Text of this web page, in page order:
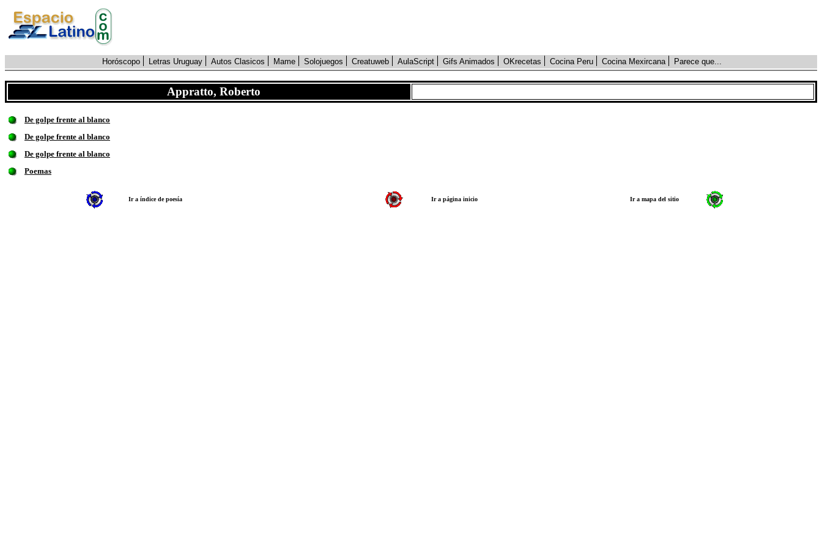
Horóscopo Letras Uruguay Autos Clasicos Mame Solojuegos Creatuweb AulaScript Gifs Animados OKrecetas Cocina Peru Cocina Mexircana Parece que...
Appratto, Roberto
De golpe frente al blanco
De golpe frente al blanco
De golpe frente al blanco
Poemas
Ir a índice de poesía Ir a página inicio Ir a mapa del sitio